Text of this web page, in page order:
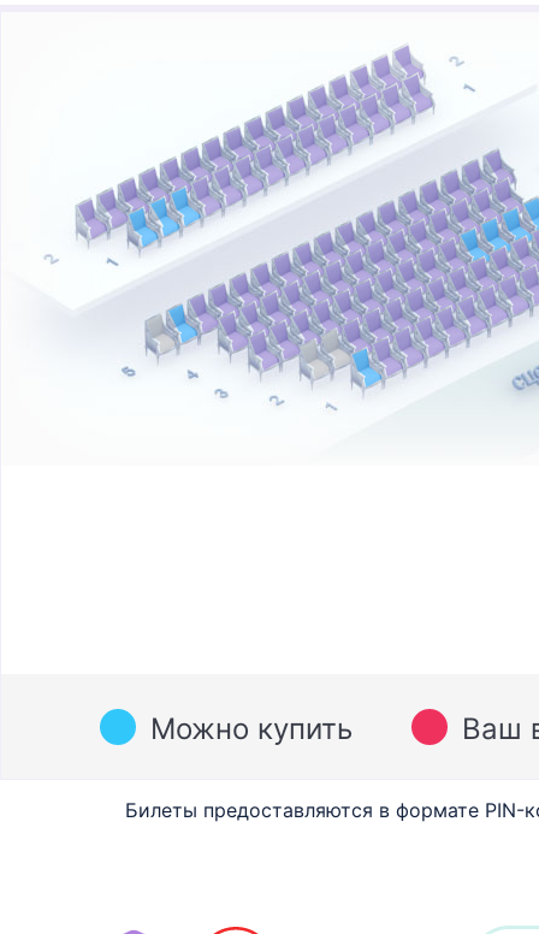
Можно купить Ваш
Билеты предоставляются в формате PIN-